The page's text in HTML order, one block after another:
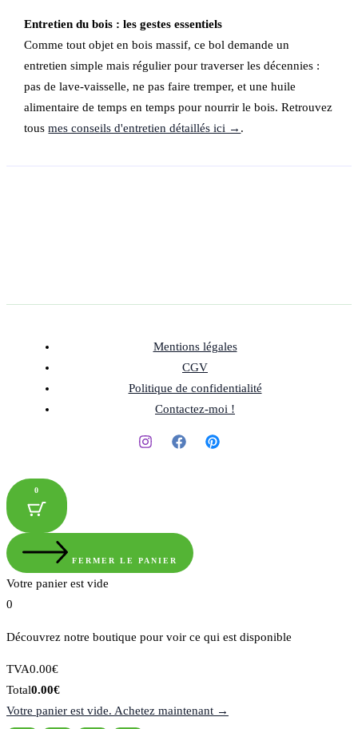
Entretien du bois : les gestes essentiels
Comme tout objet en bois massif, ce bol demande un
entretien simple mais régulier pour traverser les décennies :
pas de lave-vaisselle, ne pas faire tremper, et une huile
alimentaire de temps en temps pour nourrir le bois. Retrouvez
tousmes conseils d'entretien détaillés ici → .
Mentions légales
CGV
Politique de confidentialité
Contactez-moi !
0
FERMER LE PANIER
Votre panier est vide
0
Découvrez notre boutique pour voir ce qui est disponible
Montant
de
la
TVA0.00€
Total
du
Total0.00€
Votre panier est vide. Achetez maintenant →